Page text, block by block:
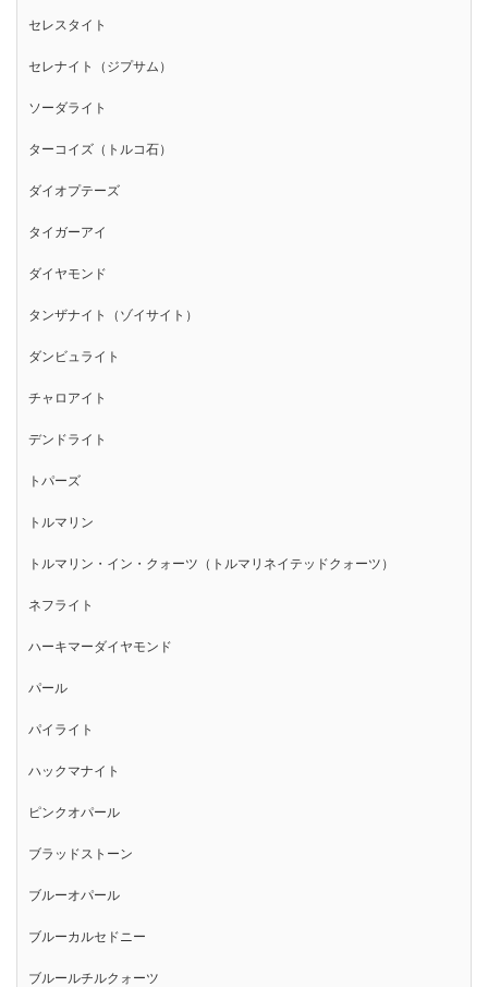
セレスタイト
セレナイト（ジプサム）
ソーダライト
ターコイズ（トルコ石）
ダイオプテーズ
タイガーアイ
ダイヤモンド
タンザナイト（ゾイサイト）
ダンビュライト
チャロアイト
デンドライト
トパーズ
トルマリン
トルマリン・イン・クォーツ（トルマリネイテッドクォーツ）
ネフライト
ハーキマーダイヤモンド
パール
パイライト
ハックマナイト
ピンクオパール
ブラッドストーン
ブルーオパール
ブルーカルセドニー
ブルールチルクォーツ